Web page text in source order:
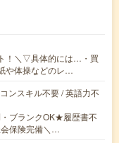
！＼▽具体的には…・買
や体操などのレ…
ンスキル不要 / 英語力不
ブランクOK★履歴書不
保険完備＼…